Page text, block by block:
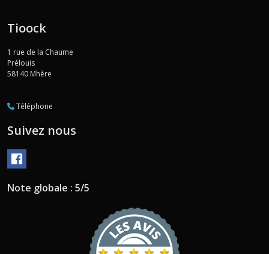
Tioock
1 rue de la Chaume
Prélouis
58140 Mhère
Téléphone
Suivez nous
Note globale : 5/5